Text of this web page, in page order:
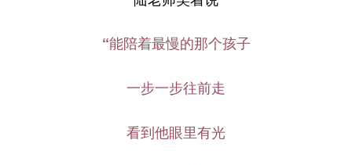
“能陪着最慢的那个孩子
一步一步往前走
看到他眼里有光